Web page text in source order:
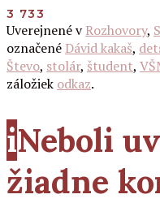
3 733
Uverejnené vRozhovory,
označené Dávid kakaš,
Števo, stolár, študent,
záložiek odkaz.
iNeboli
žiadne